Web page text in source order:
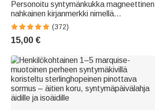
Personoitu syntymänkukka magneettinen
nahkainen kirjanmerkki nimellä
syntymäpäivälahja kirjallisuuden ystäville
lukutoukille
(372)
15,00 €